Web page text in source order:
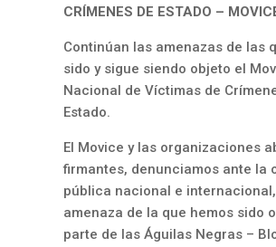
CRÍMENES DE ESTADO –
Continúan las amenazas de las
sido y sigue siendo objeto el
Nacional de Víctimas de
Estado.
El Movice y las organizaciones
firmantes, denunciamos ante la
pública nacional e
amenaza de la que hemos sido
parte de las Águilas Negras –